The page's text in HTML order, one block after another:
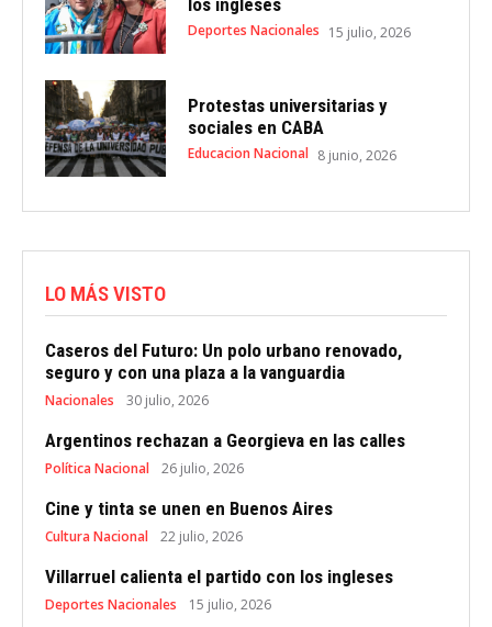
Deportes Nacionales 15 julio, 2026
Protestas universitarias y
sociales en CABA
Educacion Nacional 8 junio, 2026
LO MÁS VISTO
Caseros del Futuro: Un polo urbano renovado,
seguro y con una plaza a la vanguardia
Nacionales 30 julio, 2026
Argentinos rechazan a Georgieva en las calles
Política Nacional 26 julio, 2026
Cine y tinta se unen en Buenos Aires
Cultura Nacional 22 julio, 2026
Villarruel calienta el partido con los ingleses
Deportes Nacionales 15 julio, 2026